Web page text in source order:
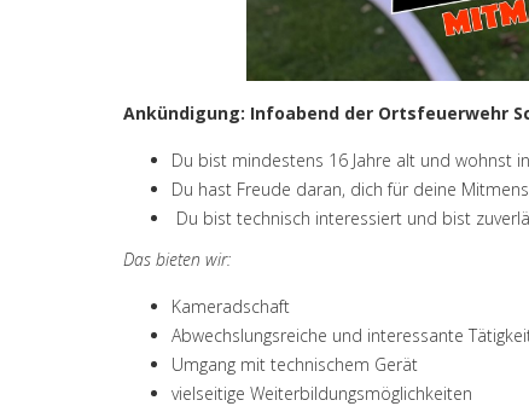
Ankündigung: Infoabend der Ortsfeuerwehr
Du bist mindestens 16 Jahre alt und wohnst
Du hast Freude daran, dich für deine
Du bist technisch interessiert und bist
Das bieten wir:
Kameradschaft
Abwechslungsreiche und interessante
Umgang mit technischem Gerät
vielseitige Weiterbildungsmöglichkeiten